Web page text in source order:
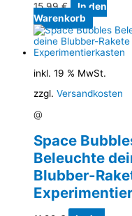
15,99€
In den
Warenkorb
inkl. 19 % MwSt.
zzgl. Versandkosten
@
Space
Beleuchte
Blubber-